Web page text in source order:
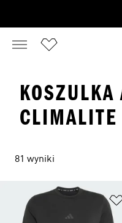
CLIMALITE
81 wyniki